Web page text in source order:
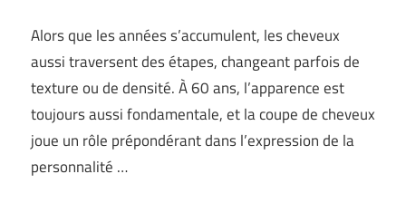
Alors que les années s’accumulent, les cheveux
aussi traversent des étapes, changeant parfois de
texture ou de densité. À 60 ans, l’apparence est
toujours aussi fondamentale, et la coupe de cheveux
joue un rôle prépondérant dans l’expression de la
personnalité …